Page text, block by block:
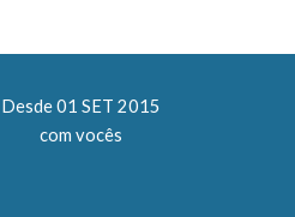
com vocês